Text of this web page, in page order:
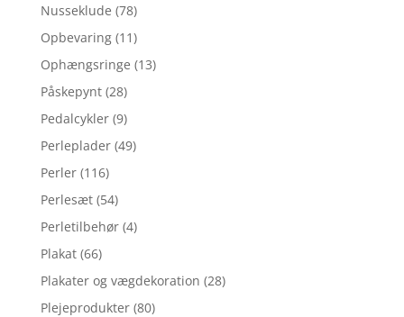
Nusseklude (78)
Opbevaring (11)
Ophængsringe (13)
Påskepynt (28)
Pedalcykler (9)
Perleplader (49)
Perler (116)
Perlesæt (54)
Perletilbehør (4)
Plakat (66)
Plakater og vægdekoration (28)
Plejeprodukter (80)